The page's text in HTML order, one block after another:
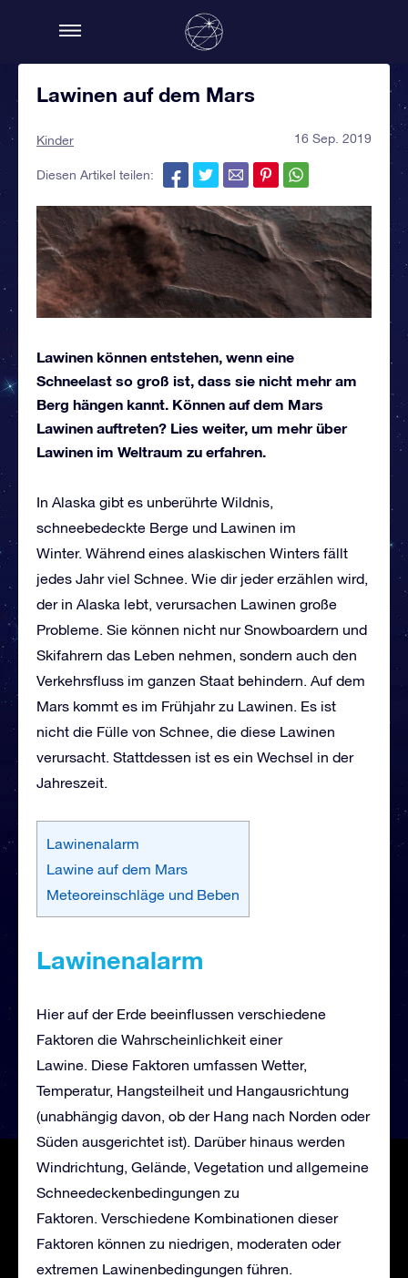
Lawinen auf dem Mars
Kinder 16 Sep. 2019
Diesen Artikel teilen:
Lawinen können entstehen, wenn eine
Schneelast so groß ist, dass sie nicht mehr am
Berg hängen kannt. Können auf dem Mars
Lawinen auftreten? Lies weiter, um mehr über
Lawinen im Weltraum zu erfahren.
In Alaska gibt es unberührte Wildnis,
schneebedeckte Berge und Lawinen im
Winter. Während eines alaskischen Winters fällt
jedes Jahr viel Schnee. Wie dir jeder erzählen wird,
der in Alaska lebt, verursachen Lawinen große
Probleme. Sie können nicht nur Snowboardern und
Skifahrern das Leben nehmen, sondern auch den
Verkehrsfluss im ganzen Staat behindern. Auf dem
Mars kommt es im Frühjahr zu Lawinen. Es ist
nicht die Fülle von Schnee, die diese Lawinen
verursacht. Stattdessen ist es ein Wechsel in der
Jahreszeit.
Lawinenalarm
Lawine auf dem Mars
Meteoreinschläge und Beben
Lawinenalarm
Hier auf der Erde beeinflussen verschiedene
Faktoren die Wahrscheinlichkeit einer
Lawine. Diese Faktoren umfassen Wetter,
Temperatur, Hangsteilheit und Hangausrichtung
(unabhängig davon, ob der Hang nach Norden oder
Süden ausgerichtet ist). Darüber hinaus werden
Windrichtung, Gelände, Vegetation und allgemeine
Schneedeckenbedingungen zu
Faktoren. Verschiedene Kombinationen dieser
Faktoren können zu niedrigen, moderaten oder
extremen Lawinenbedingungen führen.